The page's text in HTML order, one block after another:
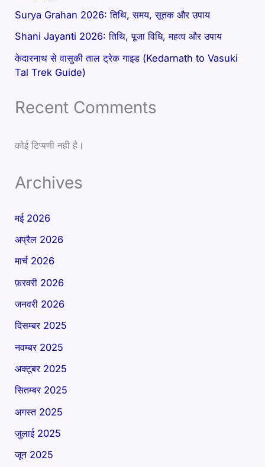
Surya Grahan 2026: तिथि, समय, सूतक और उपाय
Shani Jayanti 2026: तिथि, पूजा विधि, महत्व और उपाय
केदारनाथ से वासुकी ताल ट्रेक गाइड (Kedarnath to Vasuki
Tal Trek Guide)
Recent Comments
कोई टिप्पणी नही है।
Archives
मई 2026
अप्रैल 2026
मार्च 2026
फ़रवरी 2026
जनवरी 2026
दिसम्बर 2025
नवम्बर 2025
अक्टूबर 2025
सितम्बर 2025
अगस्त 2025
जुलाई 2025
जून 2025